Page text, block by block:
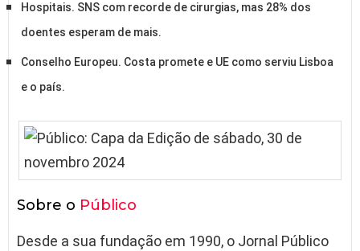
Hospitais. SNS com recorde de cirurgias, mas 28% dos
doentes esperam de mais.
Conselho Europeu. Costa promete e UE como serviu Lisboa
e o país.
Sobre o Público
Desde a sua fundação em 1990, o Jornal Público